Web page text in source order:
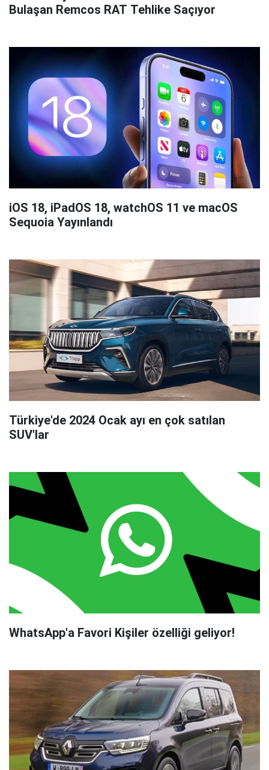
Bulaşan Remcos RAT Tehlike Saçıyor
iOS 18, iPadOS 18, watchOS 11 ve macOS
Sequoia Yayınlandı
Türkiye'de 2024 Ocak ayı en çok satılan
SUV'lar
WhatsApp'a Favori Kişiler özelliği geliyor!